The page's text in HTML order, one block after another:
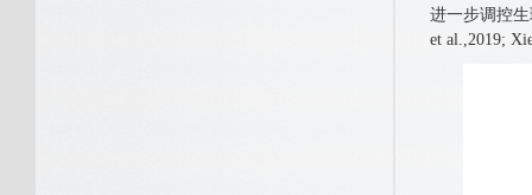
进一步调控生
et al.,2019;